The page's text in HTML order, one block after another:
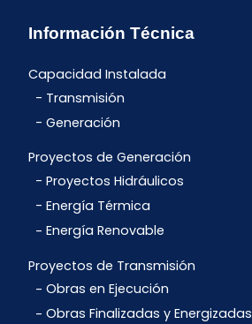
Información Técnica
Capacidad Instalada
Transmisión
Generación
Proyectos de Generación
Proyectos Hidráulicos
Energía Térmica
Energía Renovable
Proyectos de Transmisión
Obras en Ejecución
Obras Finalizadas y Energizadas